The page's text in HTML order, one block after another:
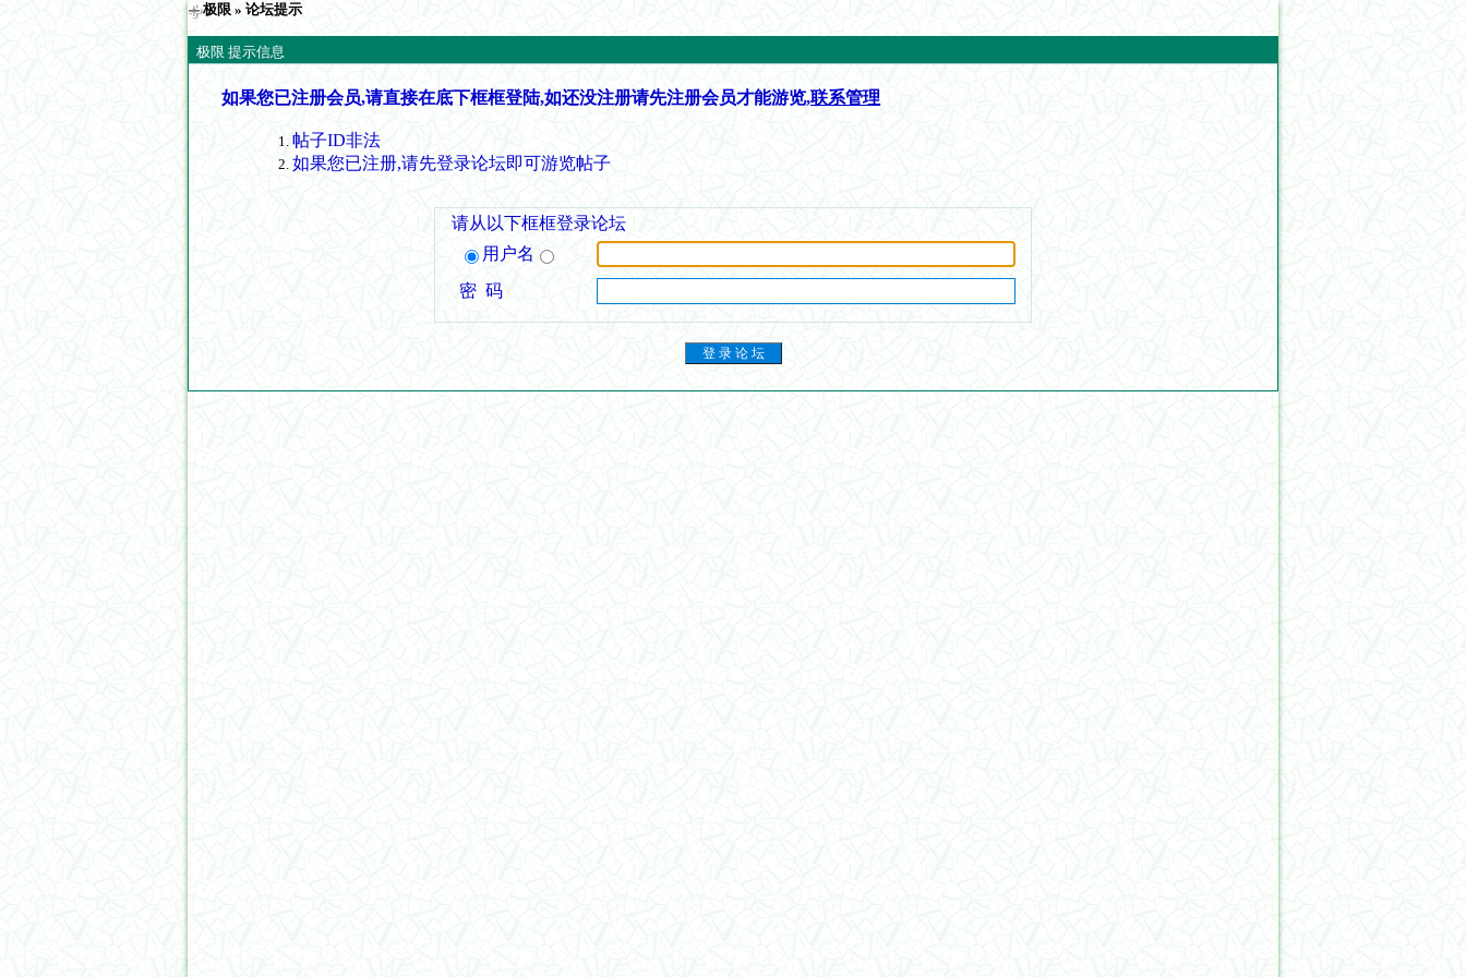
极限 » 论坛提示
极限 提示信息
如果您已注册会员,请直接在底下框框登陆,如还没注册请先注册会员才能游览,联系管理
帖子ID非法
如果您已注册,请先登录论坛即可游览帖子
请从以下框框登录论坛
用户名
密 码